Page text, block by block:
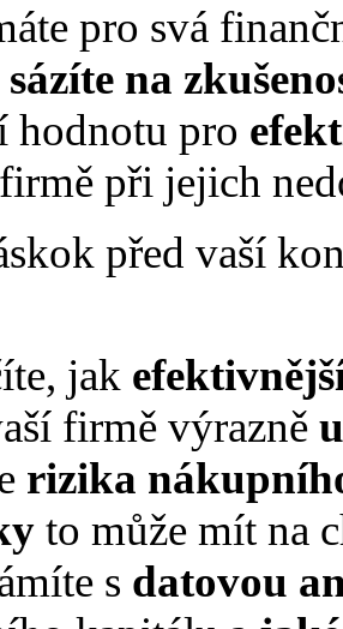
pro svá
sázíte na
hodnotu pro
při jejich
před vaší
jak
firmě výrazně
rizika
to může mít na
s datovou